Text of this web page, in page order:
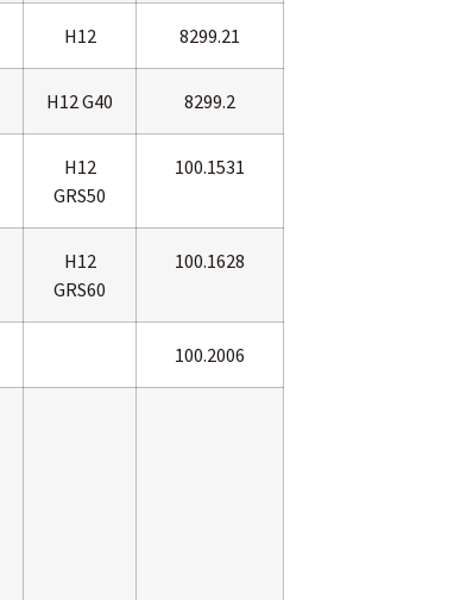
H12 8299.21
H12 G40 8299.2
H12
GRS50
100.1531
H12
GRS60
100.1628
100.2006